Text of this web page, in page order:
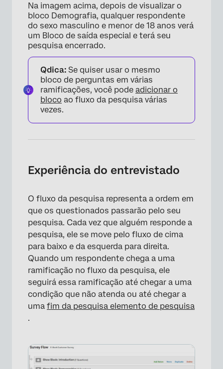
×
Na imagem acima, depois de visualizar o
bloco Demografia, qualquer respondente
do sexo masculino e menor de 18 anos verá
um Bloco de saída especial e terá seu
pesquisa encerrado.
Qdica: Se quiser usar o mesmo
bloco de perguntas em várias
ramificações, você pode adicionar o
bloco ao fluxo da pesquisa várias
vezes.
Experiência do entrevistado
O fluxo da pesquisa representa a ordem em
que os questionados passarão pelo seu
pesquisa. Cada vez que alguém responde a
pesquisa, ele se move pelo fluxo de cima
para baixo e da esquerda para direita.
Quando um respondente chega a uma
ramificação no fluxo da pesquisa, ele
seguirá essa ramificação até chegar a uma
condição que não atenda ou até chegar a
uma fim da pesquisa elemento de pesquisa
.